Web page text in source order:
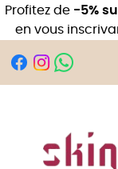
Profitez de-5%
en vous